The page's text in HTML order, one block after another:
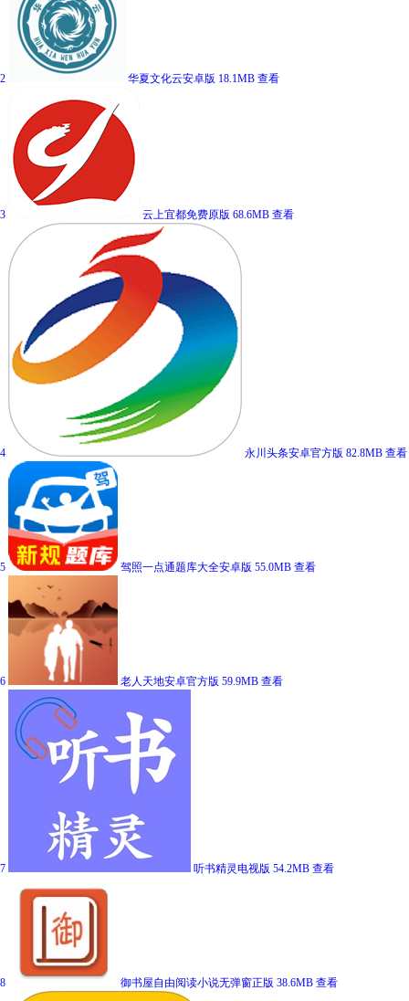
2 华夏文化云安卓版 18.1MB 查看
3 云上宜都免费原版 68.6MB 查看
4 永川头条安卓官方版 82.8MB 查看
5 驾照一点通题库大全安卓版 55.0MB 查看
6 老人天地安卓官方版 59.9MB 查看
7 听书精灵电视版 54.2MB 查看
8 御书屋自由阅读小说无弹窗正版 38.6MB 查看